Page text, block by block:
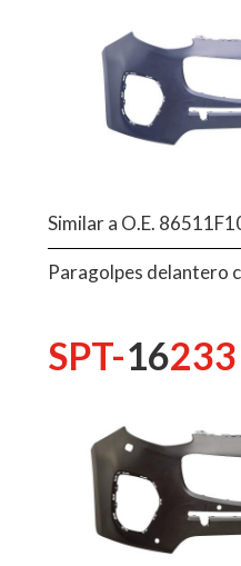
Similar a O.E.
Paragolpes delantero
SPT-16233